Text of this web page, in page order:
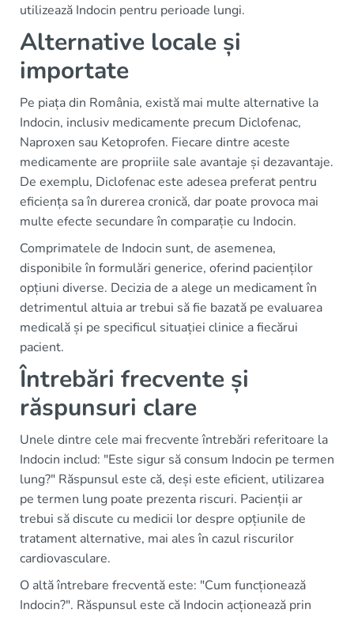
utilizează Indocin pentru perioade lungi.
Alternative locale și
importate
Pe piața din România, există mai multe alternative la
Indocin, inclusiv medicamente precum Diclofenac,
Naproxen sau Ketoprofen. Fiecare dintre aceste
medicamente are propriile sale avantaje și dezavantaje.
De exemplu, Diclofenac este adesea preferat pentru
eficiența sa în durerea cronică, dar poate provoca mai
multe efecte secundare în comparație cu Indocin.
Comprimatele de Indocin sunt, de asemenea,
disponibile în formulări generice, oferind pacienților
opțiuni diverse. Decizia de a alege un medicament în
detrimentul altuia ar trebui să fie bazată pe evaluarea
medicală și pe specificul situației clinice a fiecărui
pacient.
Întrebări frecvente și
răspunsuri clare
Unele dintre cele mai frecvente întrebări referitoare la
Indocin includ: "Este sigur să consum Indocin pe termen
lung?" Răspunsul este că, deși este eficient, utilizarea
pe termen lung poate prezenta riscuri. Pacienții ar
trebui să discute cu medicii lor despre opțiunile de
tratament alternative, mai ales în cazul riscurilor
cardiovasculare.
O altă întrebare frecventă este: "Cum funcționează
Indocin?". Răspunsul este că Indocin acționează prin